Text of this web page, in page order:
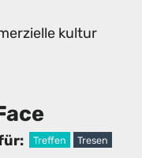
kultur
Treffen Tresen